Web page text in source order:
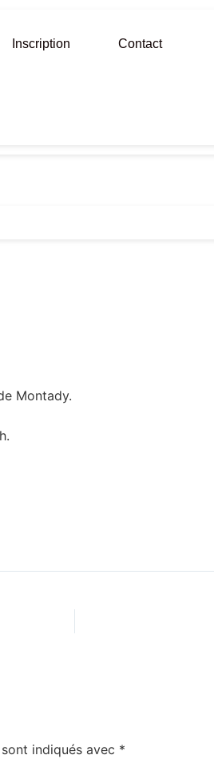
Inscription Contact
Montady.
indiqués avec *